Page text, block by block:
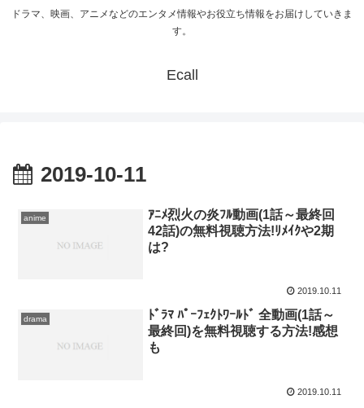
ドラマ、映画、アニメなどのエンタメ情報やお役立ち情報をお届けしていきま
す。
Ecall
2019-10-11
anime
ｱﾆﾒ烈火の炎ﾌﾙ動画(1話～最終回
42話)の無料視聴方法!ﾘﾒｲｸや2期
は?
2019.10.11
drama
ﾄﾞﾗﾏ ﾊﾟｰﾌｪｸﾄﾜｰﾙﾄﾞ 全動画(1話～
最終回)を無料視聴する方法!感想
も
2019.10.11